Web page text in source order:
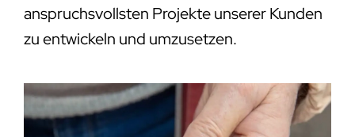
anspruchsvollsten Projekte unserer Kunden
zu entwickeln und umzusetzen.